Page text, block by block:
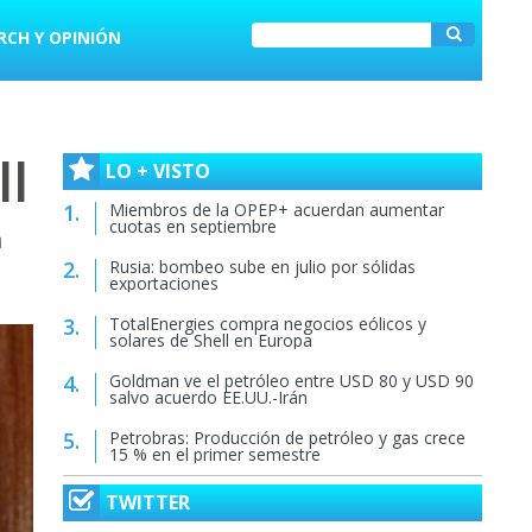
Y OPINIÓN
LO + VISTO
Miembros de la OPEP+ acuerdan aumentar
cuotas en septiembre
Rusia: bombeo sube en julio por sólidas
exportaciones
TotalEnergies compra negocios eólicos y
solares de Shell en Europa
Goldman ve el petróleo entre USD 80 y USD 90
salvo acuerdo EE.UU.-Irán
Petrobras: Producción de petróleo y gas crece
15 % en el primer semestre
TWITTER